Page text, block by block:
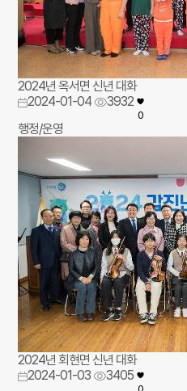
2024년 옥서면 신년 대화
2024-01-04
3932
0
행정/운영
2024년 회현면 신년 대화
2024-01-03
3405